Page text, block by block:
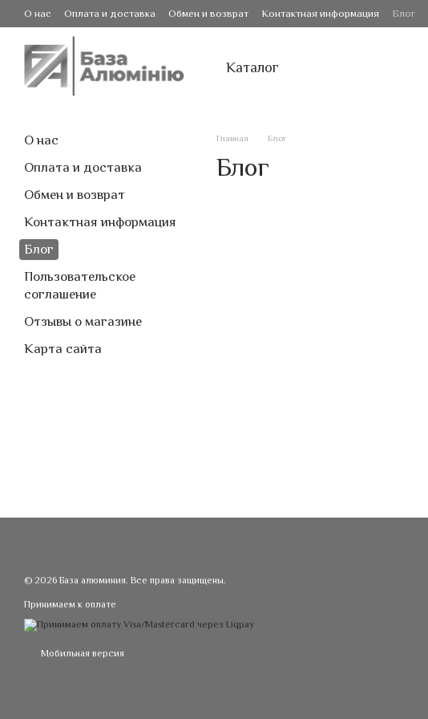
Перейти к основному контенту
О нас Оплата и доставка Обмен и возврат Контактная информация Блог
Каталог
Главная Блог
Блог
О нас
Оплата и доставка
Обмен и возврат
Контактная информация
Блог
Пользовательское
соглашение
Отзывы о магазине
Карта сайта
© 2026 База алюминия. Все права защищены.
Принимаем к оплате
Мобильная версия